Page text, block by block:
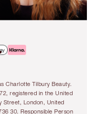
Charlotte Tilbury Beauty.
registered in the United
Street, London, United
30. Responsible Person